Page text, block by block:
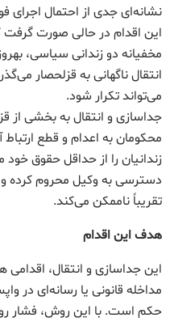
نشانه‌ای جدی از احتمال اجرای
این اقدام در حالی صورت گرفت
مخفیانه دو زندانی سیاسی،
انتقال ناگهانی به قزلحصار
می‌تواند تکرار شود.
جداسازی و انتقال به بخشی از
محکومان به اعدام و قطع
زندانیان را از حداقل حقوق خود
دسترسی به وکیل محروم کرده و
تقریباً ناممکن می‌کند.
هدف این اقدام
این جداسازی و انتقال،
مداخله قانونی یا رسانه‌ای در
حکم است. با این روش، فشار